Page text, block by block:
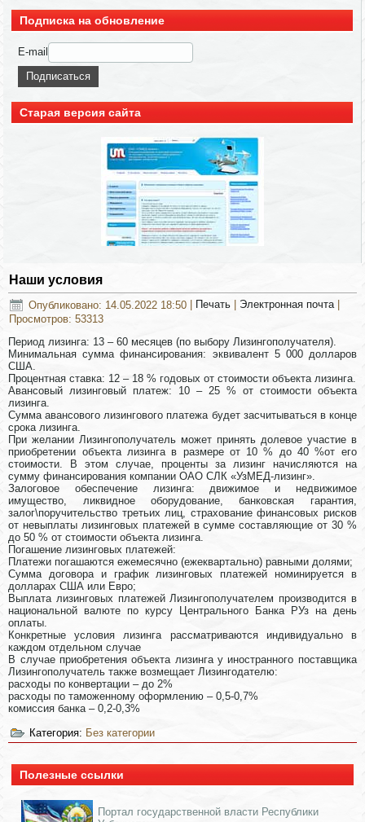
Подписка на обновление
E-mail
Старая версия сайта
Наши условия
Опубликовано: 14.05.2022 18:50 Печать Электронная почта
Просмотров: 53313
Период лизинга: 13 – 60 месяцев (по выбору Лизингополучателя).
Минимальная сумма финансирования: эквивалент 5 000 долларов
США.
Процентная ставка: 12 – 18 % годовых от стоимости объекта лизинга.
Авансовый лизинговый платеж: 10 – 25 % от стоимости объекта
лизинга.
Сумма авансового лизингового платежа будет засчитываться в конце
срока лизинга.
При желании Лизингополучатель может принять долевое участие в
приобретении объекта лизинга в размере от 10 % до 40 %от его
стоимости. В этом случае, проценты за лизинг начисляются на
сумму финансирования компании ОАО СЛК «УзМЕД-лизинг».
Залоговое обеспечение лизинга: движимое и недвижимое
имущество, ликвидное оборудование, банковская гарантия,
залог\поручительство третьих лиц, страхование финансовых рисков
от невыплаты лизинговых платежей в сумме составляющие от 30 %
до 50 % от стоимости объекта лизинга.
Погашение лизинговых платежей:
Платежи погашаются ежемесячно (ежеквартально) равными долями;
Сумма договора и график лизинговых платежей номинируется в
долларах США или Евро;
Выплата лизинговых платежей Лизингополучателем производится в
национальной валюте по курсу Центрального Банка РУз на день
оплаты.
Конкретные условия лизинга рассматриваются индивидуально в
каждом отдельном случае
В случае приобретения объекта лизинга у иностранного поставщика
Лизингополучатель также возмещает Лизингодателю:
расходы по конвертации – до 2%
расходы по таможенному оформлению – 0,5-0,7%
комиссия банка – 0,2-0,3%
Категория: Без категории
Полезные ссылки
Портал государственной власти Республики